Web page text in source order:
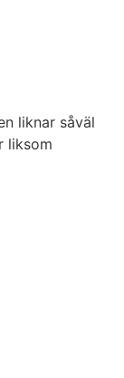
liknar såväl
liksom